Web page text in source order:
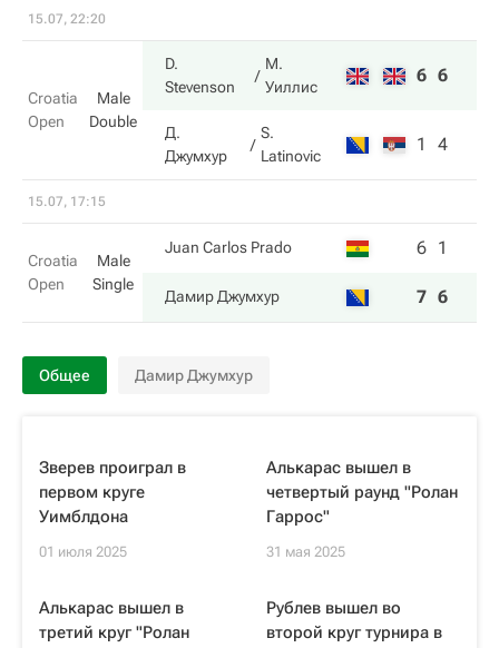
15.07, 22:20
Croatia
Open
Male
Double
D.
Stevenson
М.
Уиллис
6 6
Д.
Джумхур
S.
Latinovic
1 4
15.07, 17:15
Croatia
Open
Male
Single
Juan Carlos Prado 6 1
Дамир Джумхур 7 6
Общее Дамир Джумхур
Зверев проиграл в
первом круге
Уимблдона
01 июля 2025
Алькарас вышел в
четвертый раунд "Ролан
Гаррос"
31 мая 2025
Алькарас вышел в
третий круг "Ролан
Рублев вышел во
второй круг турнира в